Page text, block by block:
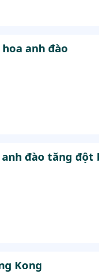
anh đào
đào tăng đột
Kong